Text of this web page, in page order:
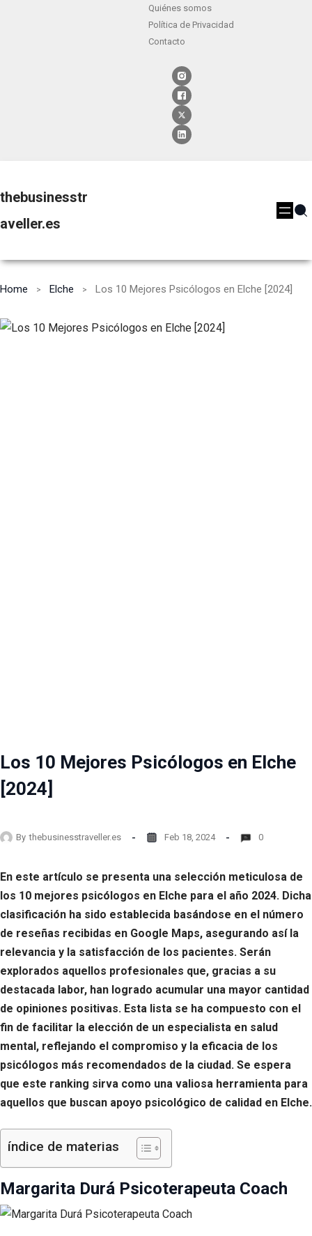
Quiénes somos
Política de Privacidad
Contacto
thebusinesstr
aveller.es
Home Elche Los 10 Mejores Psicólogos en Elche [2024]
Los 10 Mejores Psicólogos en Elche
[2024]
By thebusinesstraveller.es Feb 18, 2024 0
En este artículo se presenta una selección meticulosa de
los 10 mejores psicólogos en Elche para el año 2024. Dicha
clasificación ha sido establecida basándose en el número
de reseñas recibidas en Google Maps, asegurando así la
relevancia y la satisfacción de los pacientes. Serán
explorados aquellos profesionales que, gracias a su
destacada labor, han logrado acumular una mayor cantidad
de opiniones positivas. Esta lista se ha compuesto con el
fin de facilitar la elección de un especialista en salud
mental, reflejando el compromiso y la eficacia de los
psicólogos más recomendados de la ciudad. Se espera
que este ranking sirva como una valiosa herramienta para
aquellos que buscan apoyo psicológico de calidad en Elche.
índice de materias
Margarita Durá Psicoterapeuta Coach